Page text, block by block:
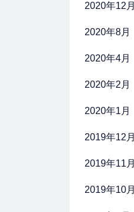
2020年12月
2020年8月
2020年4月
2020年2月
2020年1月
2019年12月
2019年11月
2019年10月